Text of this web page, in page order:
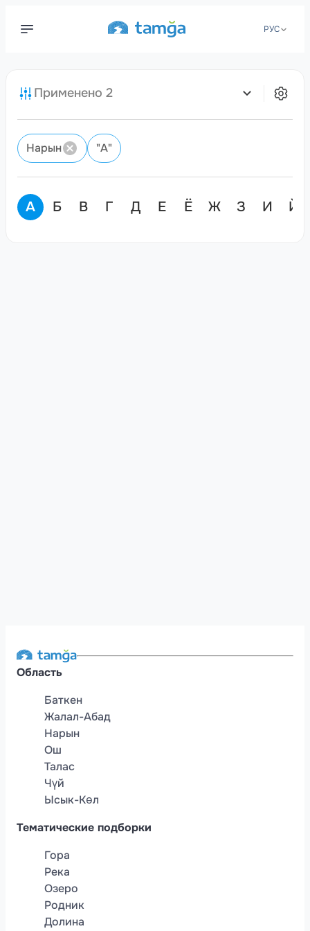
РУС
Применено 2
Нарын "А"
А Б В Г Д Е Ё Ж З И Й
Область
Баткен
Жалал-Абад
Нарын
Ош
Талас
Чүй
Ысык-Көл
Тематические подборки
Гора
Река
Озеро
Родник
Долина